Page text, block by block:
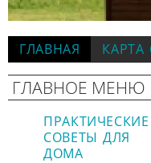
ГЛАВНАЯ КАРТА
ГЛАВНОЕ МЕНЮ
ПРАКТИЧЕСКИЕ
СОВЕТЫ ДЛЯ
ДОМА